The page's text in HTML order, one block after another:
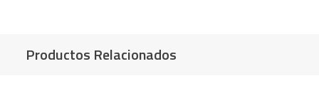
Productos Relacionados